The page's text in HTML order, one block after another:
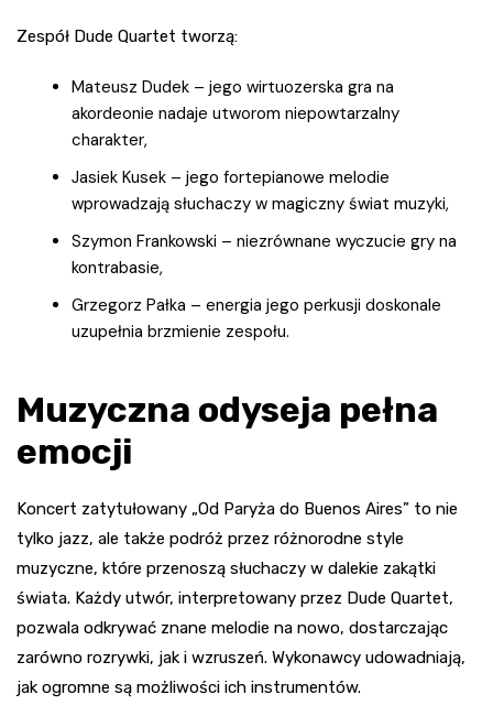
Zespół Dude Quartet tworzą:
Mateusz Dudek – jego wirtuozerska gra na
akordeonie nadaje utworom niepowtarzalny
charakter,
Jasiek Kusek – jego fortepianowe melodie
wprowadzają słuchaczy w magiczny świat muzyki,
Szymon Frankowski – niezrównane wyczucie gry na
kontrabasie,
Grzegorz Pałka – energia jego perkusji doskonale
uzupełnia brzmienie zespołu.
Muzyczna odyseja pełna
emocji
Koncert zatytułowany „Od Paryża do Buenos Aires” to nie
tylko jazz, ale także podróż przez różnorodne style
muzyczne, które przenoszą słuchaczy w dalekie zakątki
świata. Każdy utwór, interpretowany przez Dude Quartet,
pozwala odkrywać znane melodie na nowo, dostarczając
zarówno rozrywki, jak i wzruszeń. Wykonawcy udowadniają,
jak ogromne są możliwości ich instrumentów.